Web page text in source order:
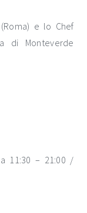
e lo Chef
di Monteverde
11:30 – 21:00 /